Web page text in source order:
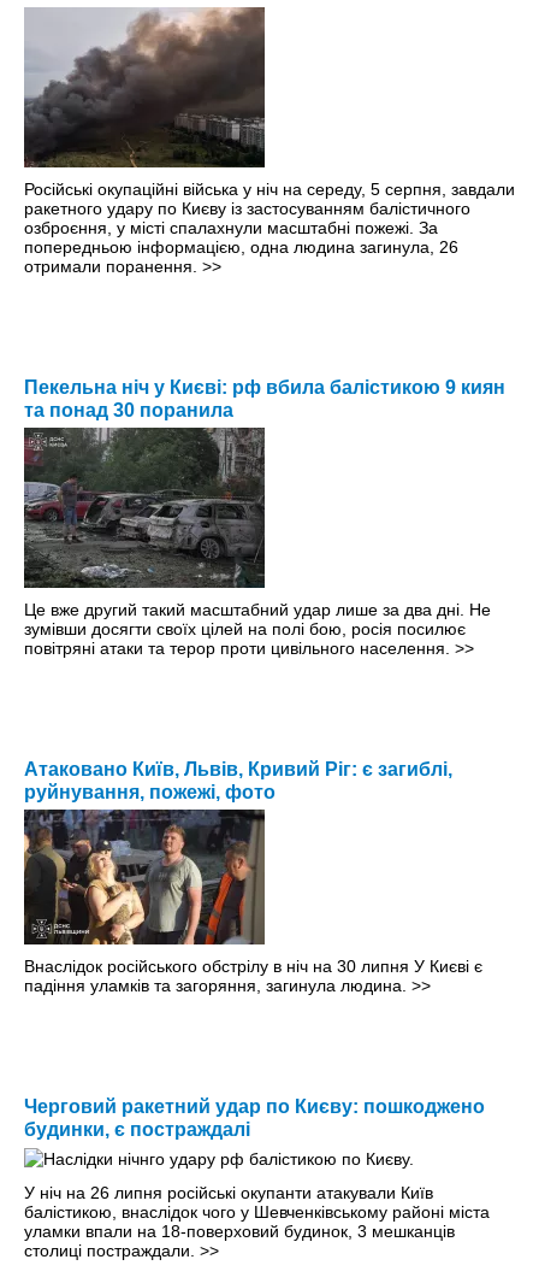
Російські окупаційні війська у ніч на середу, 5 серпня, завдали
ракетного удару по Києву із застосуванням балістичного
озброєння, у місті спалахнули масштабні пожежі. За
попередньою інформацією, одна людина загинула, 26
отримали поранення. >>
Пекельна ніч у Києві: рф вбила балістикою 9 киян
та понад 30 поранила
Це вже другий такий масштабний удар лише за два дні. Не
зумівши досягти своїх цілей на полі бою, росія посилює
повітряні атаки та терор проти цивільного населення. >>
Атаковано Київ, Львів, Кривий Ріг: є загиблі,
руйнування, пожежі, фото
Внаслідок російського обстрілу в ніч на 30 липня У Києві є
падіння уламків та загоряння, загинула людина. >>
Черговий ракетний удар по Києву: пошкоджено
будинки, є постраждалі
У ніч на 26 липня російські окупанти атакували Київ
балістикою, внаслідок чого у Шевченківському районі міста
уламки впали на 18-поверховий будинок, 3 мешканців
столиці постраждали. >>